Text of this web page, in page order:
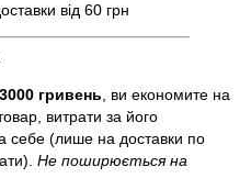
від 60 грн
гривень, ви економите на
витрати за його
себе (лише на доставки по
Не поширюється на